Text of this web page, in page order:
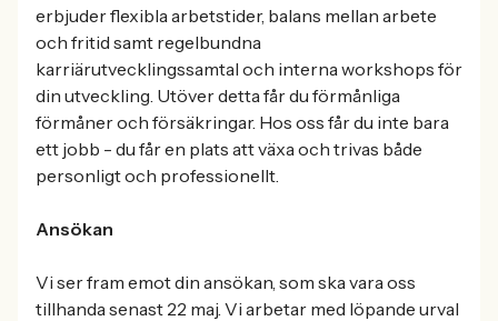
erbjuder flexibla arbetstider, balans mellan arbete
och fritid samt regelbundna
karriärutvecklingssamtal och interna workshops för
din utveckling. Utöver detta får du förmånliga
förmåner och försäkringar. Hos oss får du inte bara
ett jobb - du får en plats att växa och trivas både
personligt och professionellt.
Ansökan
Vi ser fram emot din ansökan, som ska vara oss
tillhanda senast 22 maj. Vi arbetar med löpande urval